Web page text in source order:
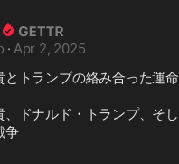
· Apr 2, 2025
トランプの絡み合った運
ドナルド・トランプ、そ
争